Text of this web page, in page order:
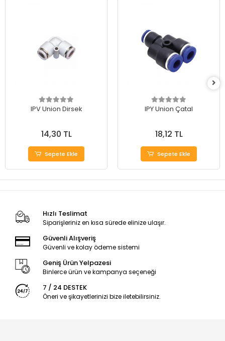
IPV Union Dirsek
14,30 TL
Sepete Ekle
IPY Union Çatal
18,12 TL
Sepete Ekle
Hızlı Teslimat
Siparişleriniz en kısa sürede elinize ulaşır.
Güvenli Alışveriş
Güvenli ve kolay ödeme sistemi
Geniş Ürün Yelpazesi
Binlerce ürün ve kampanya seçeneği
7 / 24 DESTEK
Öneri ve şikayetlerinizi bize iletebilirsiniz.